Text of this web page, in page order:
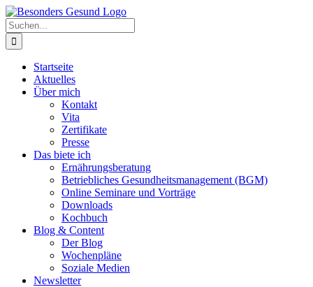
Zum
Inhalt
springen
Suche
nach:
Startseite
Aktuelles
Über mich
Kontakt
Vita
Zertifikate
Presse
Das biete ich
Ernährungsberatung
Betriebliches Gesundheitsmanagement (BGM)
Online Seminare und Vorträge
Downloads
Kochbuch
Blog & Content
Der Blog
Wochenpläne
Soziale Medien
Newsletter